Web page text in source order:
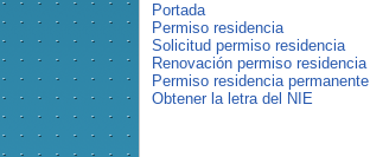
Portada
Permiso residencia
Solicitud permiso residencia
Renovación permiso residencia
Permiso residencia permanente
Obtener la letra del NIE